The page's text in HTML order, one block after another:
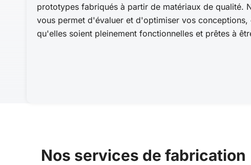
prototypes fabriqués à partir de matériaux de qualité.
vous permet d'évaluer et d'optimiser vos conceptions,
qu'elles soient pleinement fonctionnelles et prêtes à
Nos services de fabrication